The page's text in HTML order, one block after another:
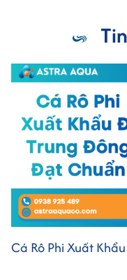
Cá Rô Phi Xuất